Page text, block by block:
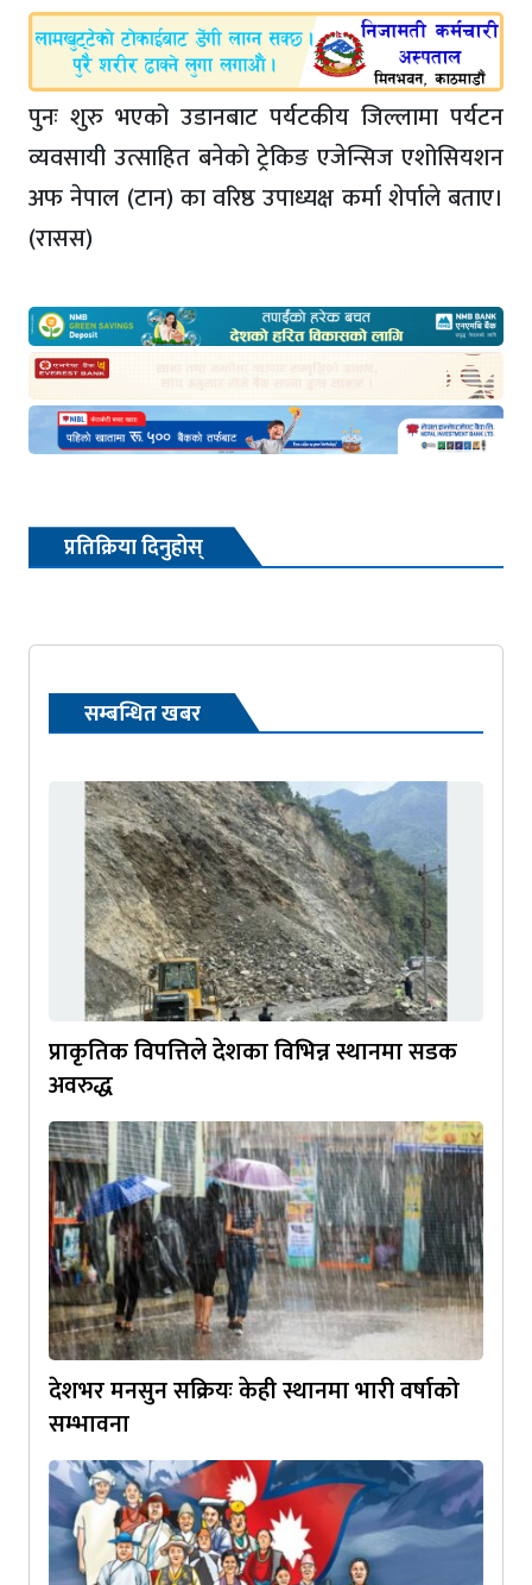
पुनः शुरु भएको उडानबाट पर्यटकीय जिल्लामा पर्यटन
व्यवसायी उत्साहित बनेको ट्रेकिङ एजेन्सिज एशोसियशन
अफ नेपाल (टान) का वरिष्ठ उपाध्यक्ष कर्मा शेर्पाले बताए।
(रासस)
प्रतिक्रिया दिनुहोस्
सम्बन्धित खबर
प्राकृतिक विपत्तिले देशका विभिन्न स्थानमा सडक
अवरुद्ध
देशभर मनसुन सक्रियः केही स्थानमा भारी वर्षाको
सम्भावना